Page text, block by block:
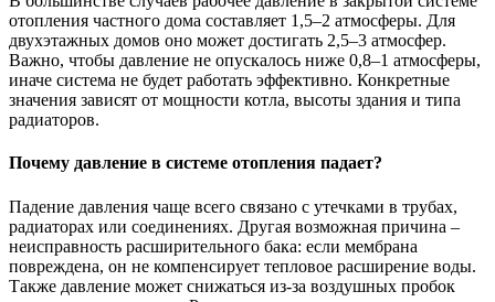
отопления частного дома составляет 1,5–2 атмосферы. Для
двухэтажных домов оно может достигать 2,5–3 атмосфер.
Важно, чтобы давление не опускалось ниже 0,8–1 атмосферы,
иначе система не будет работать эффективно. Конкретные
значения зависят от мощности котла, высоты здания и типа
радиаторов.
Почему давление в системе отопления падает?
Падение давления чаще всего связано с утечками в трубах,
радиаторах или соединениях. Другая возможная причина –
неисправность расширительного бака: если мембрана
повреждена, он не компенсирует тепловое расширение воды.
Также давление может снижаться из-за воздушных пробок